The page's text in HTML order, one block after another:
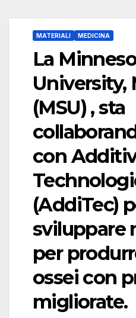
MATERIALI MEDICINA
La
University,
(MSU) , sta
con
(AddiTec)
sviluppare
per
ossei con
migliorate.